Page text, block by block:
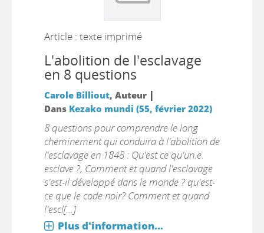
Article : texte imprimé
L'abolition de l'esclavage
en 8 questions
Carole Billiout, Auteur |
Dans Kezako mundi (55, février 2022)
8 questions pour comprendre le long
cheminement qui conduira à l'abolition de
l'esclavage en 1848 : Qu'est ce qu'un.e.
esclave ?, Comment et quand l'esclavage
s'est-il développé dans le monde ? qu'est-
ce que le code noir? Comment et quand
l'escl[...]
Plus d'information...